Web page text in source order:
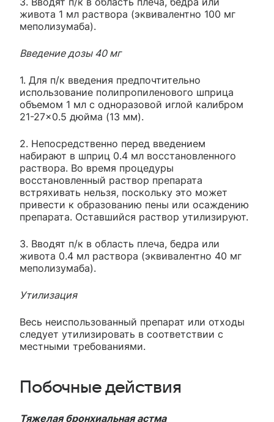
живота 1 мл раствора (эквивалентно 100 мг
меполизумаба).
Введение дозы 40 мг
1. Для п/к введения предпочтительно
использование полипропиленового шприца
объемом 1 мл с одноразовой иглой калибром
21-27×0.5 дюйма (13 мм).
2. Непосредственно перед введением
набирают в шприц 0.4 мл восстановленного
раствора. Во время процедуры
восстановленный раствор препарата
встряхивать нельзя, поскольку это может
привести к образованию пены или осаждению
препарата. Оставшийся раствор утилизируют.
3. Вводят п/к в область плеча, бедра или
живота 0.4 мл раствора (эквивалентно 40 мг
меполизумаба).
Утилизация
Весь неиспользованный препарат или отходы
следует утилизировать в соответствии с
местными требованиями.
Побочные действия
Тяжелая бронхиальная астма